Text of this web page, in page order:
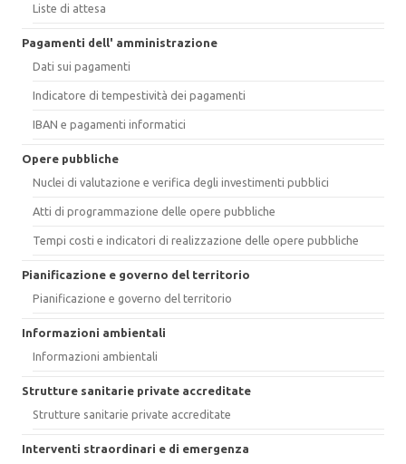
Liste di attesa
Pagamenti dell' amministrazione
Dati sui pagamenti
Indicatore di tempestività dei pagamenti
IBAN e pagamenti informatici
Opere pubbliche
Nuclei di valutazione e verifica degli investimenti pubblici
Atti di programmazione delle opere pubbliche
Tempi costi e indicatori di realizzazione delle opere pubbliche
Pianificazione e governo del territorio
Pianificazione e governo del territorio
Informazioni ambientali
Informazioni ambientali
Strutture sanitarie private accreditate
Strutture sanitarie private accreditate
Interventi straordinari e di emergenza